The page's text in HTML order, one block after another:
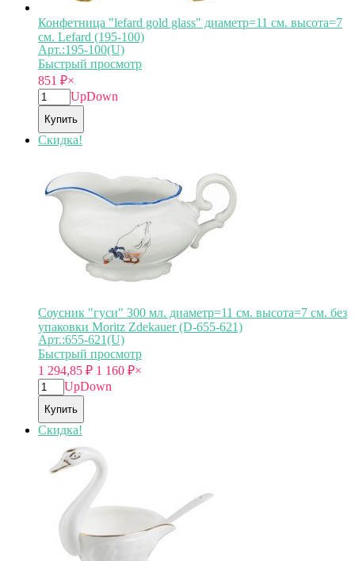
Конфетница "lefard gold glass" диаметр=11 см. высота=7
см. Lefard (195-100)
Арт.:195-100(U)
Быстрый просмотр
851 ₽×
UpDown
Купить
Скидка!
Соусник "гуси" 300 мл. диаметр=11 см. высота=7 см. без
упаковки Moritz Zdekauer (D-655-621)
Арт.:655-621(U)
Быстрый просмотр
1 294,85 ₽ 1 160 ₽×
UpDown
Купить
Скидка!